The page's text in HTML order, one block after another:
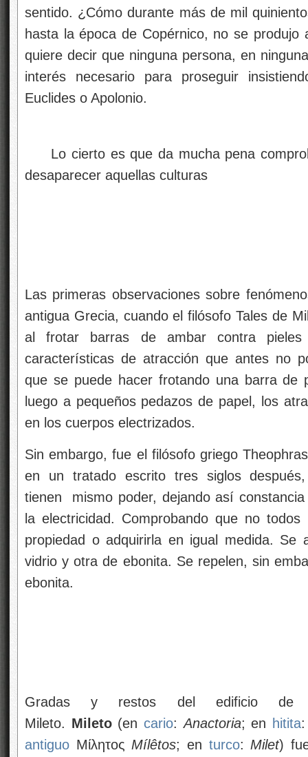
sentido. ¿Cómo durante más de mil
hasta la época de Copérnico, no se produjo
quiere decir que ninguna persona, en
interés necesario para proseguir
Euclides o Apolonio.
Lo cierto es que da mucha pena
desaparecer aquellas culturas
Las primeras observaciones sobre
antigua Grecia, cuando el filósofo Tales de
al frotar barras de ambar contra
características de atracción que antes no
que se puede hacer frotando una barra de
luego a pequeños pedazos de papel, los
en los cuerpos electrizados.
Sin embargo, fue el filósofo griego
en un tratado escrito tres siglos
tienen
mismo poder, dejando así
la electricidad. Comprobando que no
propiedad o adquirirla en igual medida. Se
vidrio y otra de ebonita. Se repelen, sin
ebonita.
Gradas y restos del edificio
Mileto. Mileto(en cario:Anactoria; en hitita
antiguo Μίλητος Mílêtos; en turco: Milet)